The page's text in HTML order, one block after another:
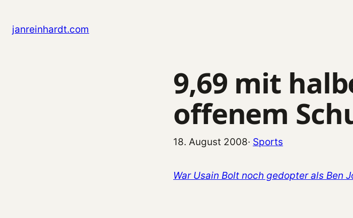
Inhalt
janreinhardt.com
9,69 mit
offenem
18. August 2008· Sports
War Usain Bolt noch gedopter als Ben